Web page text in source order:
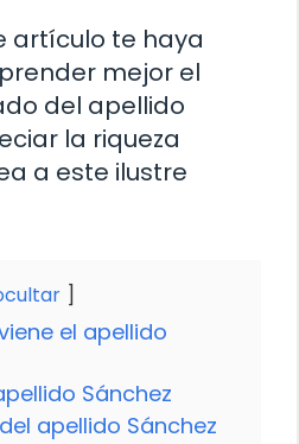
artículo te haya
mejor el
del apellido
la riqueza
a este ilustre
el apellido
Sánchez
apellido Sánchez